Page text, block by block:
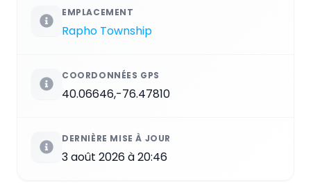
EMPLACEMENT
Rapho Township
COORDONNÉES GPS
40.06646,-76.47810
DERNIÈRE MISE À JOUR
3 août 2026 à 20:46